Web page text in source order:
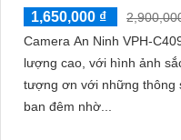
1,650,000 ₫
Camera An Ninh VPH-
lượng cao, với hình ảnh sắc
tượng ơn với những thông
ban đêm nhờ...